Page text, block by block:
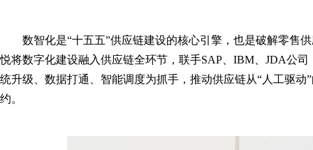
数智化是“十五五”供应链建设的核心引擎，也是破解零售
悦将数字化建设融入供应链全环节，联手SAP、IBM、JDA公
统升级、数据打通、智能调度为抓手，推动供应链从“人工驱
约。